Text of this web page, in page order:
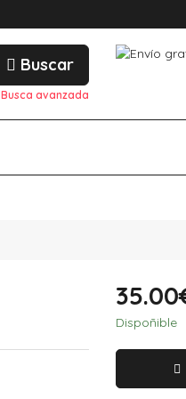
Buscar
Busca avanzada
Dispoñible